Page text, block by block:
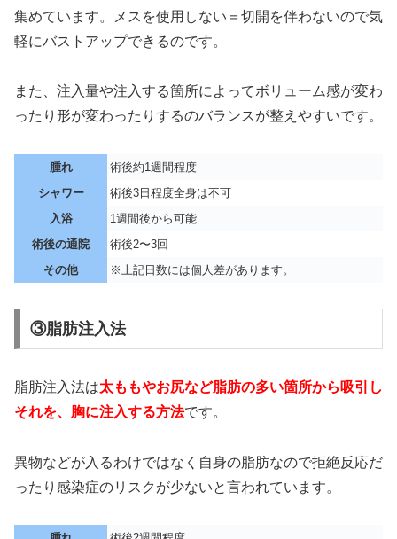
集めています。メスを使用しない＝切開を伴わないので気
軽にバストアップできるのです。
また、注入量や注入する箇所によってボリューム感が変わ
ったり形が変わったりするのバランスが整えやすいです。
腫れ
術後約1週間程度
シャワー
術後3日程度全身は不可
入浴
1週間後から可能
術後の通院
術後2〜3回
その他
※上記日数には個人差があります。
③脂肪注入法
脂肪注入法は太ももやお尻など脂肪の多い箇所から吸引し
それを、胸に注入する方法です。
異物などが入るわけではなく自身の脂肪なので拒絶反応だ
ったり感染症のリスクが少ないと言われています。